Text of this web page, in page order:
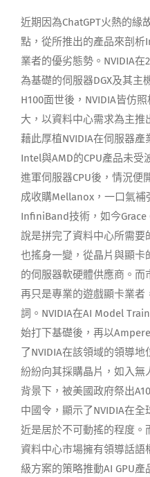
近期因為ChatGPT火熱的緣
點，從所推出的產品來剖析
業者的優劣態勢。NVIDIA在
為基礎的伺服器DGX及其主
H100面世後，NVIDIA皆仿
大，以資料中心需求為主推
藉此厚植NVIDIA在伺服器
Intel與AMD的CPU產品未受
進軍伺服器CPU後，情況便
成收購Mellanox，一口氣補
InfiniBand技術，如今
說是拼完了資料中心所需要
也搖身一變，從晶片與顯
的伺服器軟硬體供應商。而
再只是專業的遊戲顯卡業者
詞。NVIDIA在AI Model
始打下基礎後，再以
了NVIDIA在該領域的領導
紛紛向其採購晶片，如入無
背景下，被美國政府祭出
中國令，顯示了NVIDIA在
近是居於不可動搖的程度
資料中心市場擁有領導話語
級方案的策略推動AI GPU